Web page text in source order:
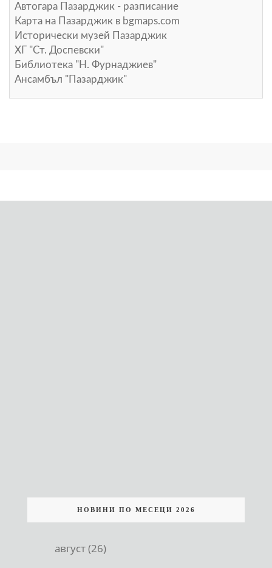
Автогара Пазарджик - разписание
Карта на Пазарджик в bgmaps.com
Исторически музей Пазарджик
ХГ "Ст. Доспевски"
Библиотека "Н. Фурнаджиев"
Ансамбъл "Пазарджик"
НОВИНИ ПО МЕСЕЦИ 2026
август (26)